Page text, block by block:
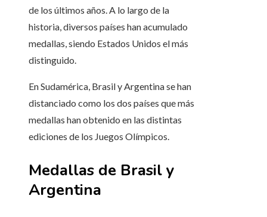
de los últimos años. A lo largo de la
historia, diversos países han acumulado
medallas, siendo Estados Unidos el más
distinguido.
En Sudamérica, Brasil y Argentina se han
distanciado como los dos países que más
medallas han obtenido en las distintas
ediciones de los Juegos Olímpicos.
Medallas de Brasil y
Argentina